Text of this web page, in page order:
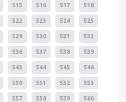
515 516 517 518
522 523 524 525
529 530 531 532
536 537 538 539
543 544 545 546
550 551 552 553
557 558 559 560